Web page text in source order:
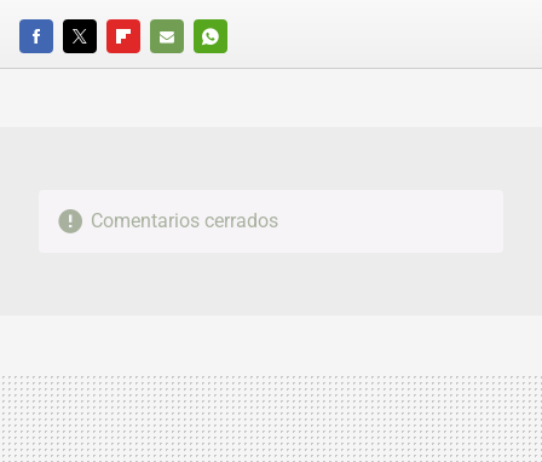
FACEBOOKTWITTERFLIPBOARD
E-
WHATSAPP
Comentarios cerrados